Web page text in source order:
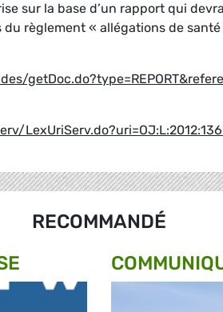
sur la base d’un rapport qui
règlement « allégations de
RECOMMANDÉ